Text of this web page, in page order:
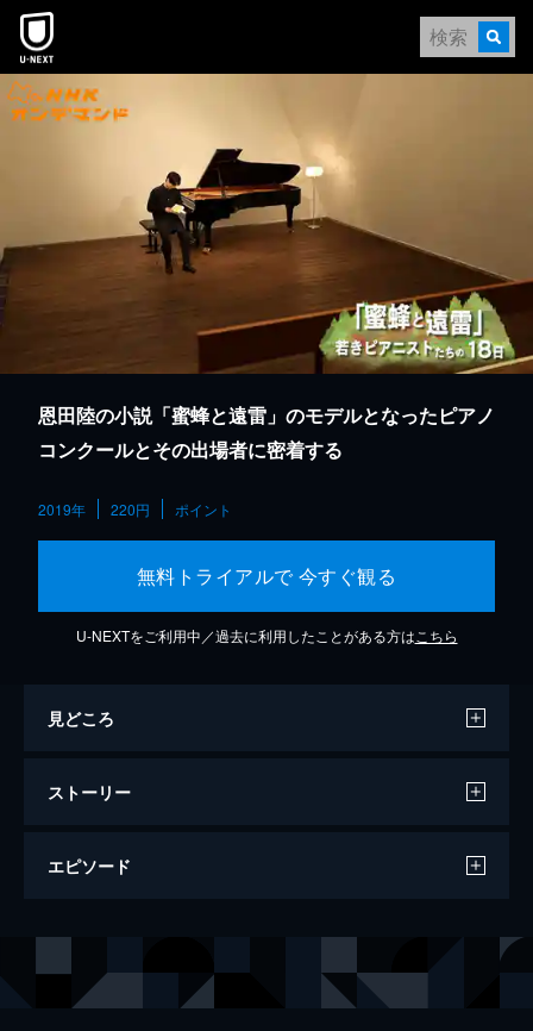
本文へスキップ
恩田陸の小説「蜜蜂と遠雷」のモデルとなったピアノ
コンクールとその出場者に密着する
2019年 220円 ポイント
無料トライアルで 今すぐ観る
U-NEXTをご利用中／過去に利用したことがある方は こちら
見どころ
ストーリー
エピソード
#1 「蜜蜂と遠雷」 若きピアニストたち
２０１７年の直木賞と本屋大賞をダブル受賞
した、恩田陸の小説『蜜蜂と遠雷』。あるピ